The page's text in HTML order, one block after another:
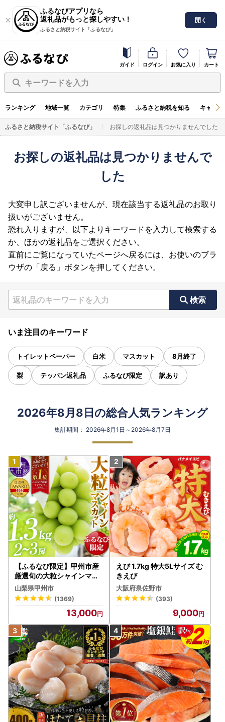
ふるなびアプリなら
返礼品がもっと探しやすい！
ふるさと納税サイト「ふるなび」
開く
ガイド ログイン お気に入り カート
キーワードを入力
ランキング 地域一覧 カテゴリ 特集 ふるさと納税を知る キャン
ふるさと納税サイト「ふるなび」 お探しの返礼品は見つかりませんでした
お探しの返礼品は見つかりませんで
した
大変申し訳ございませんが、現在該当する返礼品のお取り
扱いがございません。
恐れ入りますが、以下よりキーワードを入力して検索する
か、ほかの返礼品をご選択ください。
直前にご覧になっていたページへ戻るには、お使いのブラ
ウザの「戻る」ボタンを押してください。
検索
いま注目のキーワード
トイレットペーパー 白米 マスカット 8月終了
梨 テッパン返礼品 ふるなび限定 訳あり
2026年8月8日の総合人気ランキング
集計期間： 2026年8月1日～2026年8月7日
【ふるなび限定】甲州市産
厳選旬の大粒シャインマス
カット 約1.3kg 2～3房【2
026年発送】（MG）B12-
472 FN-Limited-VO シャ
インマスカット フルーツ
山梨県甲州市
(1369)
13,000
えび 1.7kg 特大5Lサイズ む
きえび
大阪府泉佐野市
(393)
9,000